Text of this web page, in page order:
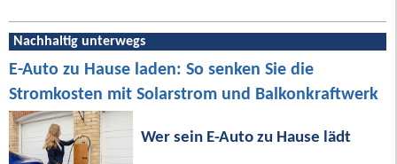
Nachhaltig unterwegs
E-Auto zu Hause laden: So senken Sie die
Stromkosten mit Solarstrom und Balkonkraftwerk
Wer sein E-Auto zu Hause lädt